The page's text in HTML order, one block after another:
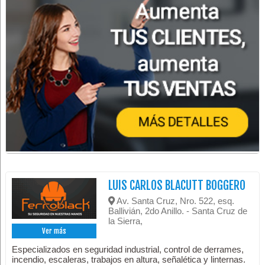
Ver más
LUIS CARLOS BLACUTT BOGGERO
Av. Santa Cruz, Nro. 522, esq.
Ballivián, 2do Anillo. - Santa Cruz de
la Sierra,
Especializados en seguridad industrial, control de derrames,
incendio, escaleras, trabajos en altura, señalética y linternas.